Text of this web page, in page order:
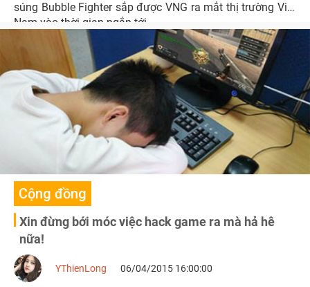
súng Bubble Fighter sắp được VNG ra mắt thị trường Việt
Nam vào thời gian ngắn tới.
Cộng đồng
Xin đừng bới móc việc hack game ra mà hả hê
nữa!
YThienLong 06/04/2015 16:00:00